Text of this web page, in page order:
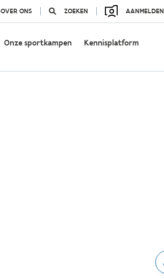
OVER ONS ZOEKEN AANMELDEN
Onze sportkampen Kennisplatform